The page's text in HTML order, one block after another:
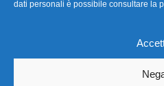
dati personali è possibile consultare la
Privacy & Cookie